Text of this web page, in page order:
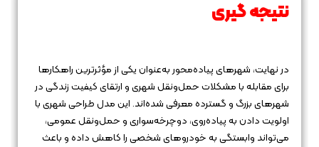
نتیجه‌ گیری
در نهایت، شهرهای پیاده‌محور به‌عنوان یکی از مؤثرترین راهکارها
برای مقابله با مشکلات حمل‌ونقل شهری و ارتقای کیفیت زندگی در
شهرهای بزرگ و گسترده معرفی شده‌اند. این مدل طراحی شهری با
اولویت دادن به پیاده‌روی، دوچرخه‌سواری و حمل‌ونقل عمومی،
می‌تواند وابستگی به خودروهای شخصی را کاهش داده و باعث